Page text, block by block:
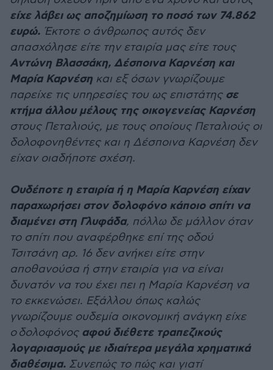
είχε λάβει ως αποζημίωση το ποσό των 74.862
ευρώ. Έκτοτε ο άνθρωπος αυτός δεν
απασχόλησε είτε την εταιρία μας είτε τους
Αντώνη Βλασσάκη, Δέσποινα Καρνέση και
Μαρία Καρνέση και εξ όσων γνωρίζουμε
παρείχε τις υπηρεσίες του ως επιστάτης σε
κτήμα άλλου μέλους της οικογενείας Καρνέση
στους Πεταλιούς, με τους οποίους Πεταλιούς οι
δολοφονηθέντες και η Δέσποινα Καρνέση δεν
είχαν οιαδήποτε σχέση.
Ουδέποτε η εταιρία ή η Μαρία Καρνέση είχαν
παραχωρήσει στον δολοφόνο κάποιο σπίτι να
διαμένει στη Γλυφάδα, πόλλω δε μάλλον όταν
το σπίτι που αναφέρθηκε επί της οδού
Τσιτσάνη αρ. 16 δεν ανήκει είτε στην
αποθανούσα ή στην εταιρία για να είναι
δυνατόν να του έχει πει η Μαρία Καρνέση να
το εκκενώσει. Εξάλλου όπως καλώς
γνωρίζουμε ουδεμία οικονομική ανάγκη είχε
οδολοφόνος αφού διέθετε τραπεζικούς
λογαριασμούς με ιδιαίτερα μεγάλα χρηματικά
διαθέσιμα. Συνεπώς το πώς και γιατί